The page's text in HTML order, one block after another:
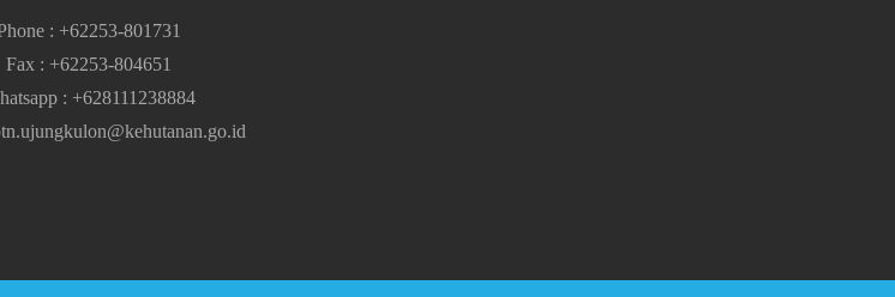
: +62253-801731
Fax : +62253-804651
: +628111238884